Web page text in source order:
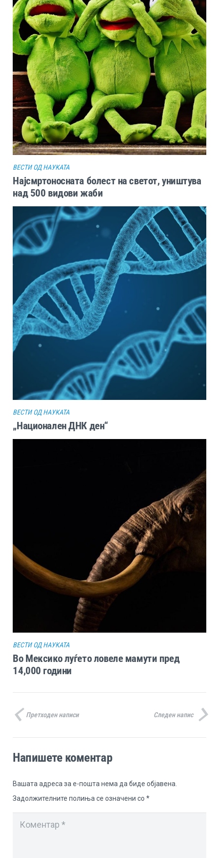
ВЕСТИ ОД НАУКАТА
Најсмртоносната болест на светот, уништува
над 500 видови жаби
ВЕСТИ ОД НАУКАТА
„Национален ДНК ден“
ВЕСТИ ОД НАУКАТА
Во Мексико луѓето ловеле мамути пред
14,000 години
Претходен написи Следен напис
Напишете коментар
Вашата адреса за е-пошта нема да биде објавена.
Задолжителните полиња се означени со*